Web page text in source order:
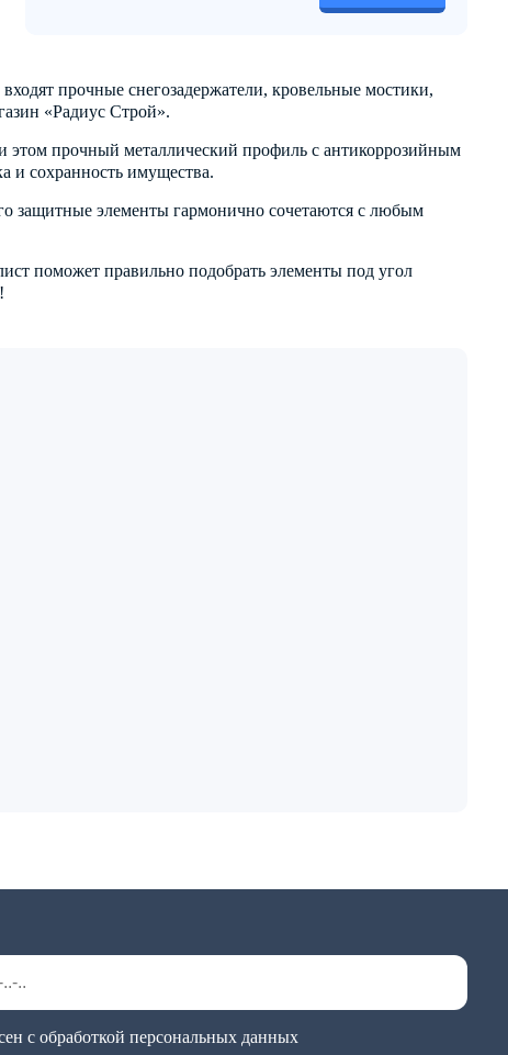
прочные снегозадержатели, кровельные мостики,
«Радиус Строй».
прочный металлический профиль с антикоррозийным
и сохранность имущества.
защитные элементы гармонично сочетаются с любым
поможет правильно подобрать элементы под угол
с обработкой персональных данных